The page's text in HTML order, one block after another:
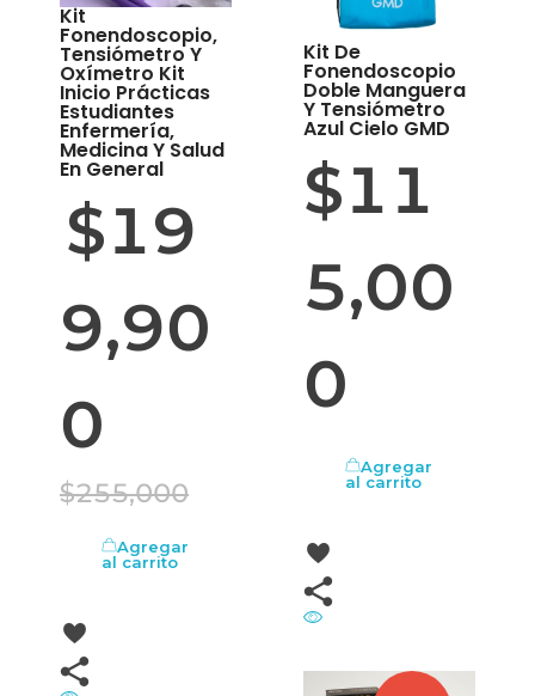
Kit
Fonendoscopio,
Tensiómetro Y
Oxímetro Kit
Inicio Prácticas
Estudiantes
Enfermería,
Medicina Y Salud
En General
$19
9,90
0
$255,000
Agregar
al carrito
Kit De
Fonendoscopio
Doble Manguera
Y Tensiómetro
Azul Cielo GMD
$11
5,00
0
Agregar
al carrito